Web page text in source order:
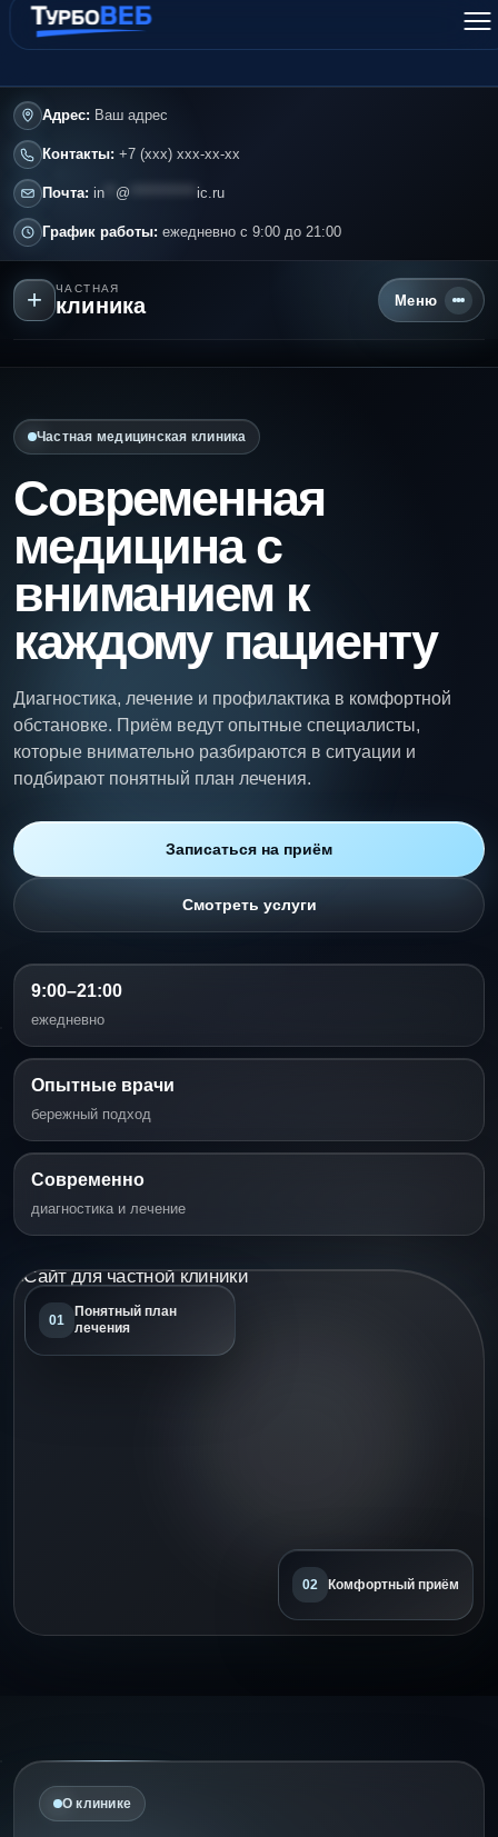
Адрес: Ваш адрес
Контакты: +7 (ххх) ххх-хх-хх
Почта: in @ ic.ru
График работы: ежедневно с 9:00 до 21:00
+ ЧАСТНАЯ
клиника Меню
О клинике
Отзывы
Частная медицинская клиника
Современная
медицина с
вниманием к
каждому пациенту
Диагностика, лечение и профилактика в комфортной
обстановке. Приём ведут опытные специалисты,
которые внимательно разбираются в ситуации и
подбирают понятный план лечения.
Записаться на приём
Смотреть услуги
9:00–21:00
ежедневно
Опытные врачи
бережный подход
Современно
диагностика и лечение
01
Понятный план
лечения
02 Комфортный приём
О клинике